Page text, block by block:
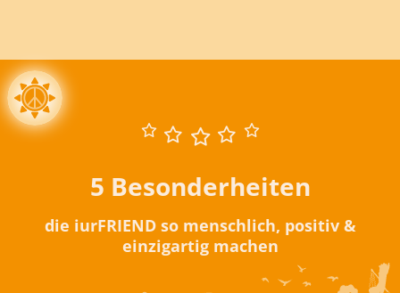
5 Besonderheiten
die iurFRIEND so menschlich, positiv &
einzigartig machen